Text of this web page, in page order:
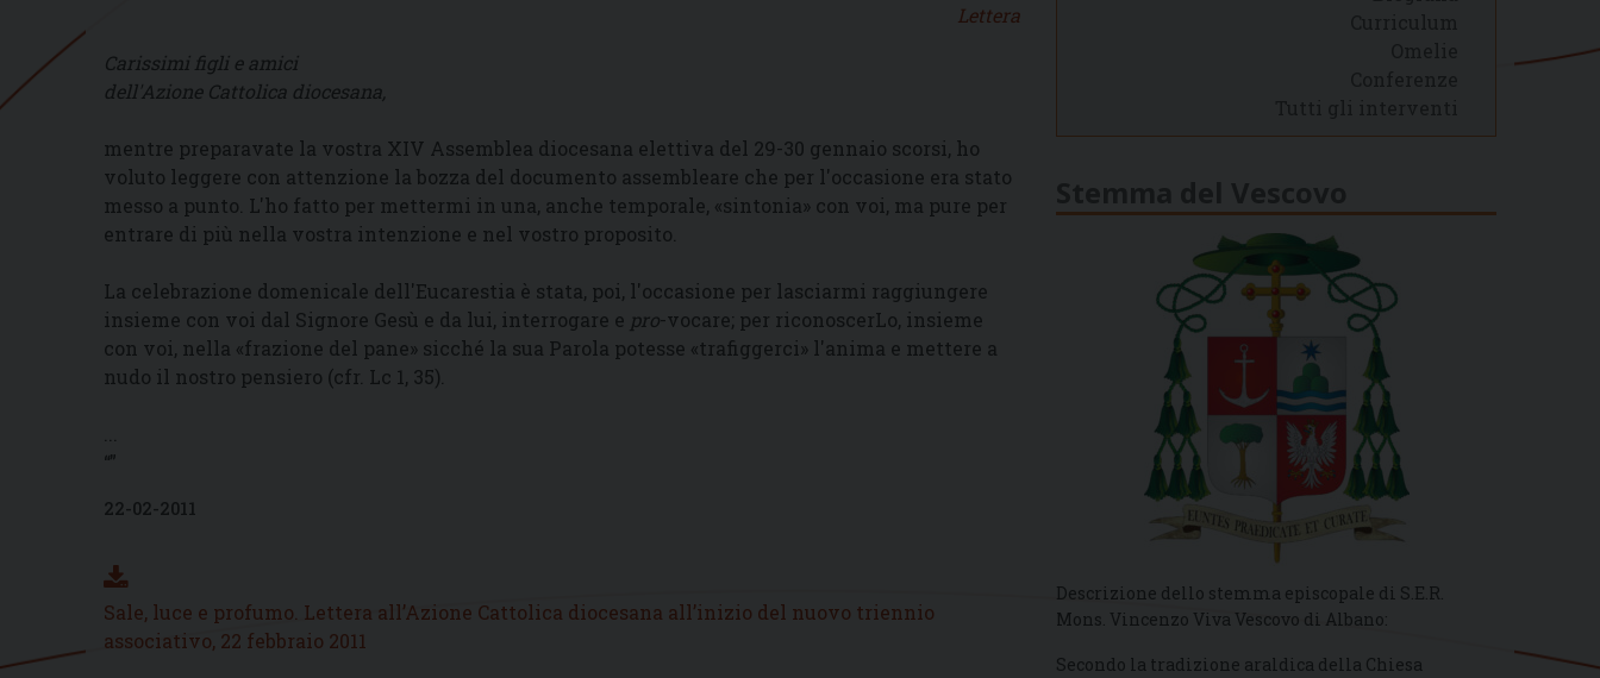
Lettera
Carissimi figli e amici
dell'Azione Cattolica diocesana,
mentre preparavate la vostra XIV Assemblea diocesana elettiva del 29-30 gennaio scorsi, ho
voluto leggere con attenzione la bozza del documento assembleare che per l'occasione era stato
messo a punto. L'ho fatto per mettermi in una, anche temporale, «sintonia» con voi, ma pure per
entrare di più nella vostra intenzione e nel vostro proposito.
La celebrazione domenicale dell'Eucarestia è stata, poi, l'occasione per lasciarmi raggiungere
insieme con voi dal Signore Gesù e da lui, interrogare e pro-vocare; per riconoscerLo, insieme
con voi, nella «frazione del pane» sicché la sua Parola potesse «trafiggerci» l'anima e mettere a
nudo il nostro pensiero (cfr. Lc 1, 35).
“”
22-02-2011
Sale, luce e profumo. Lettera all’Azione Cattolica diocesana all’inizio del nuovo triennio
associativo, 22 febbraio 2011
Descrizione dello stemma episcopale di S.E.R.
Mons. Vincenzo Viva Vescovo di Albano:
Secondo la tradizione araldica della Chiesa